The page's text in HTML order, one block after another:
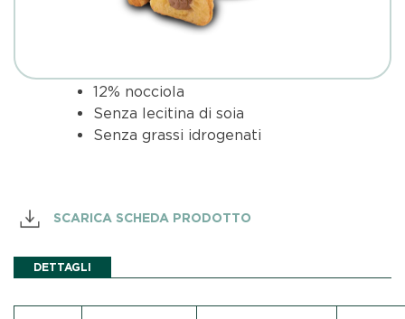
12% nocciola
Senza lecitina di soia
Senza grassi idrogenati
SCARICA SCHEDA PRODOTTO
DETTAGLI